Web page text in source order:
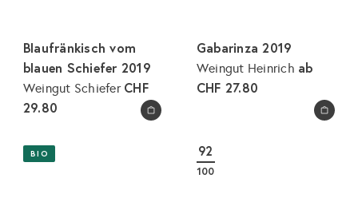
In den Warenkorb legen
Blaufränkisch vom
blauen Schiefer 2019
Weingut Schiefer CHF
29.80
In den Warenkorb legen
Gabarinza 2019
Weingut Heinrich ab
CHF 27.80
BIO 92
100